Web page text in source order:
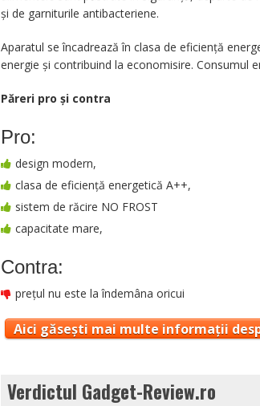
și de garniturile antibacteriene.
Aparatul se încadrează în clasa de eficiență
energie și contribuind la economisire. Consumul
Păreri pro şi contra
Pro:
design modern,
clasa de eficiență energetică A++,
sistem de răcire NO FROST
capacitate mare,
Contra:
prețul nu este la îndemâna oricui
Aici găsești mai multe informații
Verdictul Gadget-Review.ro